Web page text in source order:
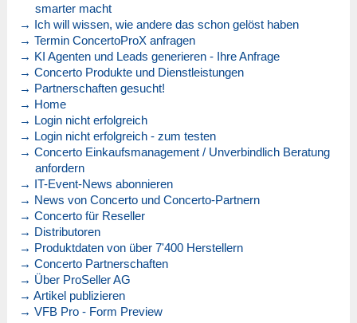
smarter macht
→ Ich will wissen, wie andere das schon gelöst haben
→ Termin ConcertoProX anfragen
→ KI Agenten und Leads generieren - Ihre Anfrage
→ Concerto Produkte und Dienstleistungen
→ Partnerschaften gesucht!
→ Home
→ Login nicht erfolgreich
→ Login nicht erfolgreich - zum testen
→ Concerto Einkaufsmanagement / Unverbindlich Beratung
anfordern
→ IT-Event-News abonnieren
→ News von Concerto und Concerto-Partnern
→ Concerto für Reseller
→ Distributoren
→ Produktdaten von über 7'400 Herstellern
→ Concerto Partnerschaften
→ Über ProSeller AG
→ Artikel publizieren
→ VFB Pro - Form Preview